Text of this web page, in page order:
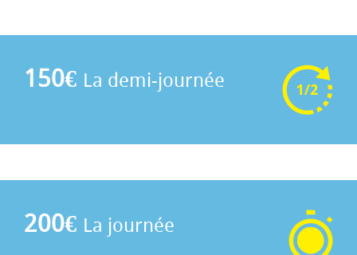
150€ La demi-journée
200€ La journée